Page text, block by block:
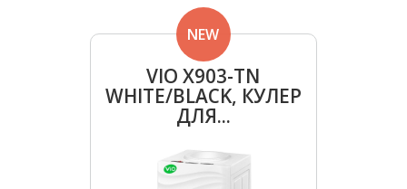
VIO Х903-TN
WHITE/BLACK, КУЛЕР
ДЛЯ...
NEW